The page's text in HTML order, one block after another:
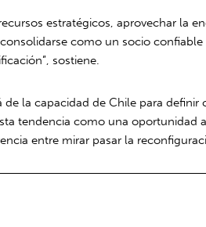
estratégicos, aprovechar la
como un socio
sostiene.
la capacidad de Chile para
tendencia como una
entre mirar pasar la